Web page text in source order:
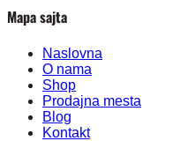
Mapa sajta
Naslovna
O nama
Shop
Prodajna mesta
Blog
Kontakt